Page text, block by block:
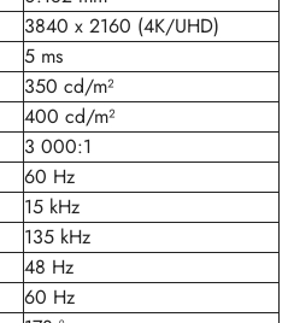
3840 x 2160 (4K/UHD)
5 ms
350 cd/m²
400 cd/m²
3 000:1
60 Hz
15 kHz
135 kHz
48 Hz
60 Hz